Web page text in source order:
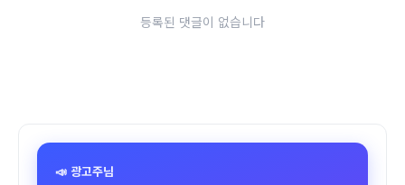
등록된 댓글이 없습니다
📣 광고주님